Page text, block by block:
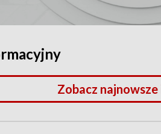
Zobacz